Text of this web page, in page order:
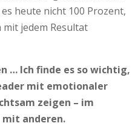
heute nicht 100 Prozent,
jedem Resultat
… Ich finde es so wichtig,
mit emotionaler
zeigen – im
mit anderen.